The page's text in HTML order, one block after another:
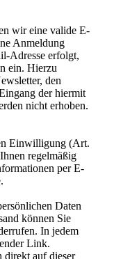
wir eine valide E-
Anmeldung
Adresse erfolgt,
ein. Hierzu
den
der hiermit
nicht erhoben.
Einwilligung (Art.
regelmäßig
per E-
Daten
können Sie
In jedem
Link.
direkt auf dieser